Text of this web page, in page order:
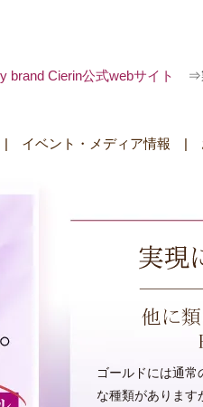
brand Cierin公式webサイト ⇒
イベント・メディア情報 |
ゴールドには通常
な種類があります